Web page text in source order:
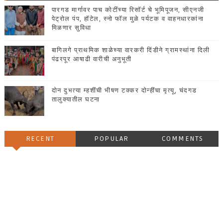
पारगड मार्गावर पाच कोटींच्या रिसॉर्ट चे भूमिपूजन, सीएनजी
पेट्रोल पंप, हॉटेल, स्नो फॉल मुळे पर्यटक व वाहनधारकांना
मिळणार सुविधा
बागिलगे प्राथमिक शाळेच्या वारकरी दिंडीने ग्रामस्थांना दिली
पंढरपूर आषाढी वारीची अनुभूती
दोन दुभत्या म्हशींची भीषण टक्कर दोन्हींचा मृत्यू, चंदगड
तालुक्यातील घटना
RECENT POPULAR COMMENTS